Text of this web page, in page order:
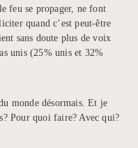
feu se propager, ne font
quand c’est peut-être
sans doute plus de voix
unis (25% unis et 32%
monde désormais. Et je
Pour quoi faire? Avec qui?